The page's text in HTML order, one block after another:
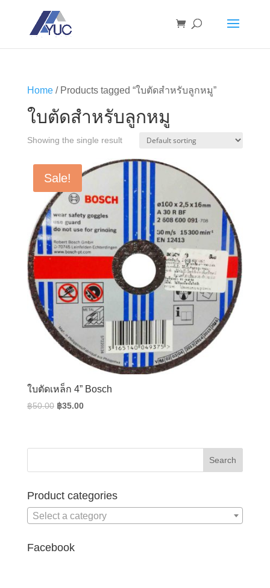
Home/ Products tagged “ใบตัดสำหรับลูกหมู”
ใบตัดสำหรับลูกหมู
Showing the single result
Sale!
ใบตัดเหล็ก 4” Bosch
฿50.00 Original
฿50.00.
฿35.00Current
฿35.00.
Product categories
Select a category
Facebook